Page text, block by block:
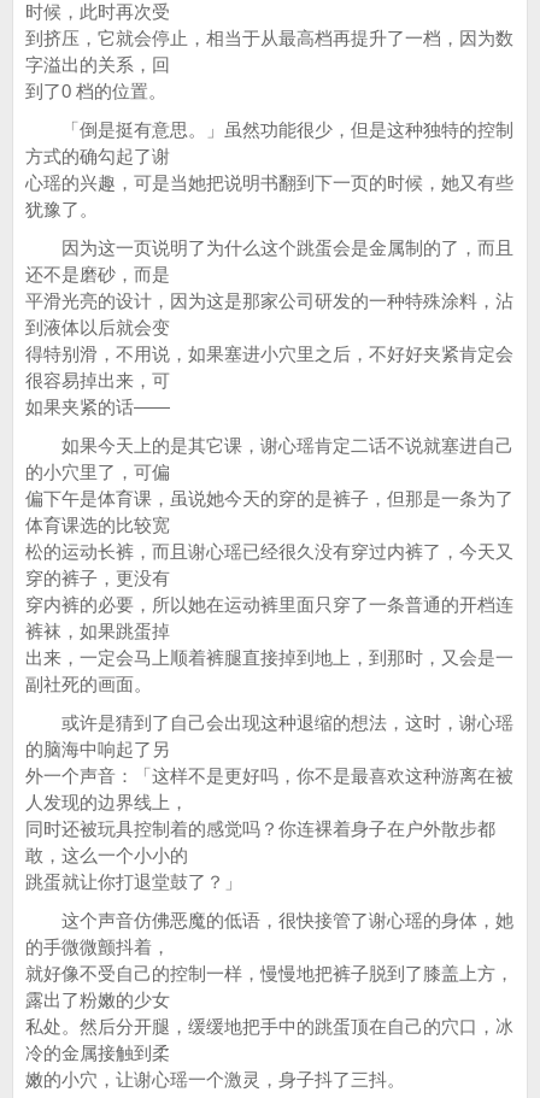
时候，此时再次受
到挤压，它就会停止，相当于从最高档再提升了一档，因为数
字溢出的关系，回
到了0 档的位置。
「倒是挺有意思。」虽然功能很少，但是这种独特的控制
方式的确勾起了谢
心瑶的兴趣，可是当她把说明书翻到下一页的时候，她又有些
犹豫了。
因为这一页说明了为什么这个跳蛋会是金属制的了，而且
还不是磨砂，而是
平滑光亮的设计，因为这是那家公司研发的一种特殊涂料，沾
到液体以后就会变
得特别滑，不用说，如果塞进小穴里之后，不好好夹紧肯定会
很容易掉出来，可
如果夹紧的话——
如果今天上的是其它课，谢心瑶肯定二话不说就塞进自己
的小穴里了，可偏
偏下午是体育课，虽说她今天的穿的是裤子，但那是一条为了
体育课选的比较宽
松的运动长裤，而且谢心瑶已经很久没有穿过内裤了，今天又
穿的裤子，更没有
穿内裤的必要，所以她在运动裤里面只穿了一条普通的开档连
裤袜，如果跳蛋掉
出来，一定会马上顺着裤腿直接掉到地上，到那时，又会是一
副社死的画面。
或许是猜到了自己会出现这种退缩的想法，这时，谢心瑶
的脑海中响起了另
外一个声音：「这样不是更好吗，你不是最喜欢这种游离在被
人发现的边界线上，
同时还被玩具控制着的感觉吗？你连裸着身子在户外散步都
敢，这么一个小小的
跳蛋就让你打退堂鼓了？」
这个声音仿佛恶魔的低语，很快接管了谢心瑶的身体，她
的手微微颤抖着，
就好像不受自己的控制一样，慢慢地把裤子脱到了膝盖上方，
露出了粉嫩的少女
私处。然后分开腿，缓缓地把手中的跳蛋顶在自己的穴口，冰
冷的金属接触到柔
嫩的小穴，让谢心瑶一个激灵，身子抖了三抖。